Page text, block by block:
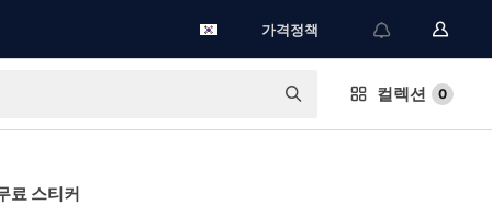
가격정책
컬렉션 0
료 스티커